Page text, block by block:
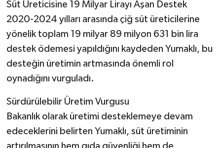
Süt Üreticisine 19 Milyar Lirayı Aşan Destek
2020-2024 yılları arasında çiğ süt üreticilerine
yönelik toplam 19 milyar 89 milyon 631 bin lira
destek ödemesi yapıldığını kaydeden Yumaklı, bu
desteğin üretimin artmasında önemli rol
oynadığını vurguladı.
Sürdürülebilir Üretim Vurgusu
Bakanlık olarak üretimi desteklemeye devam
edeceklerini belirten Yumaklı, süt üretiminin
artırılmasının hem gıda güvenliği hem de